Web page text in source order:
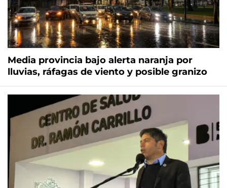
Media provincia bajo alerta naranja por
lluvias, ráfagas de viento y posible granizo